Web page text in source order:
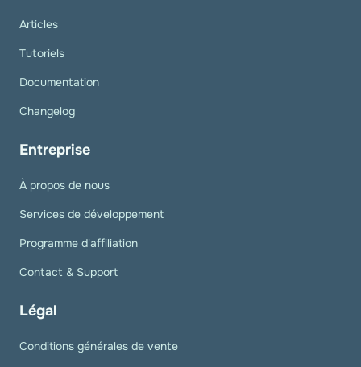
Articles
Tutoriels
Documentation
Changelog
Entreprise
À propos de nous
Services de développement
Programme d'affiliation
Contact & Support
Légal
Conditions générales de vente